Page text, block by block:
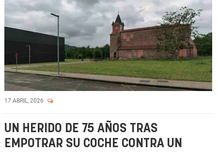
17 ABRIL, 2026
UN HERIDO DE 75 AÑOS TRAS
EMPOTRAR SU COCHE CONTRA UN